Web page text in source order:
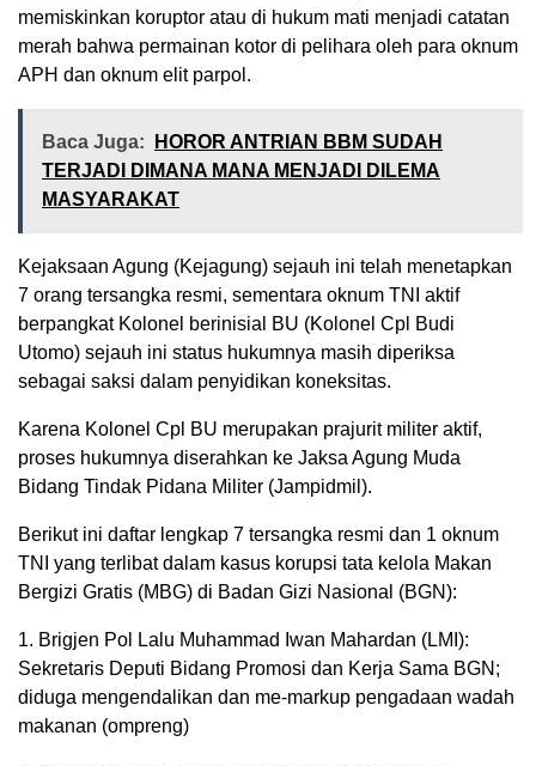
memiskinkan koruptor atau di hukum mati menjadi catatan
merah bahwa permainan kotor di pelihara oleh para oknum
APH dan oknum elit parpol.
Baca Juga:
HOROR ANTRIAN BBM SUDAH
TERJADI DIMANA MANA MENJADI DILEMA
MASYARAKAT
Kejaksaan Agung (Kejagung) sejauh ini telah menetapkan
7 orang tersangka resmi, sementara oknum TNI aktif
berpangkat Kolonel berinisial BU (Kolonel Cpl Budi
Utomo) sejauh ini status hukumnya masih diperiksa
sebagai saksi dalam penyidikan koneksitas.
Karena Kolonel Cpl BU merupakan prajurit militer aktif,
proses hukumnya diserahkan ke Jaksa Agung Muda
Bidang Tindak Pidana Militer (Jampidmil).
Berikut ini daftar lengkap 7 tersangka resmi dan 1 oknum
TNI yang terlibat dalam kasus korupsi tata kelola Makan
Bergizi Gratis (MBG) di Badan Gizi Nasional (BGN):
1. Brigjen Pol Lalu Muhammad Iwan Mahardan (LMI):
Sekretaris Deputi Bidang Promosi dan Kerja Sama BGN;
diduga mengendalikan dan me-markup pengadaan wadah
makanan (ompreng)